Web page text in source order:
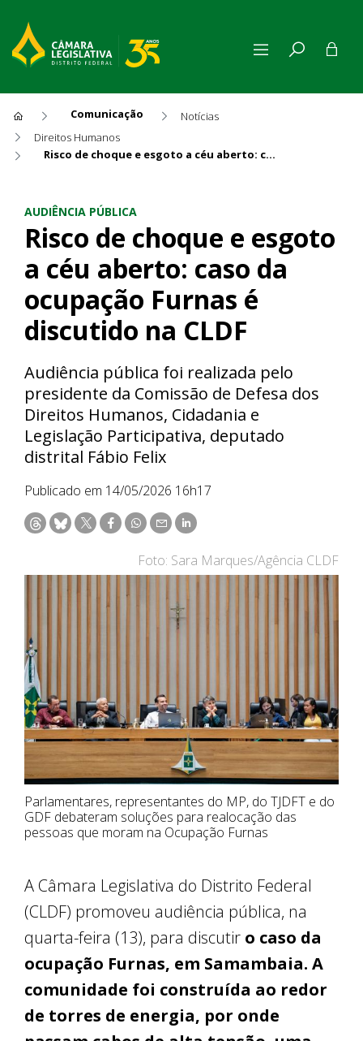
Comunicação
Notícias
Direitos Humanos
Risco de choque e esgoto a céu aberto: caso da ocupação Furnas é discutido na CLDF
AUDIÊNCIA PÚBLICA
Risco de choque e esgoto
a céu aberto: caso da
ocupação Furnas é
discutido na CLDF
Audiência pública foi realizada pelo
presidente da Comissão de Defesa dos
Direitos Humanos, Cidadania e
Legislação Participativa, deputado
distrital Fábio Felix
Publicado em 14/05/2026 16h17
Foto: Sara Marques/Agência CLDF
Parlamentares, representantes do MP, do TJDFT e do
GDF debateram soluções para realocação das
pessoas que moram na Ocupação Furnas
A Câmara Legislativa do Distrito Federal
(CLDF) promoveu audiência pública, na
quarta-feira (13), para discutir o caso da
ocupação Furnas, em Samambaia. A
comunidade foi construída ao redor
de torres de energia, por onde